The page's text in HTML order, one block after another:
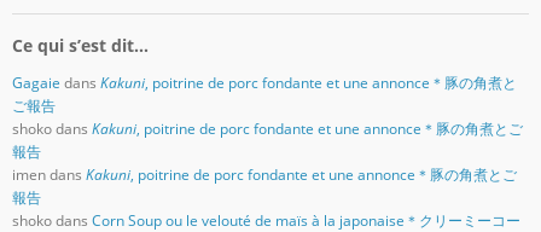
Ce qui s’est dit…
Gagaie dans Kakuni, poitrine de porc fondante et une annonce＊豚の角煮と
ご報告
shokodans Kakuni, poitrine de porc fondante et une annonce＊豚の角煮とご
報告
imendans Kakuni, poitrine de porc fondante et une annonce＊豚の角煮とご
報告
shokodans Corn Soup ou le velouté de maïs à la japonaise＊クリーミーコー